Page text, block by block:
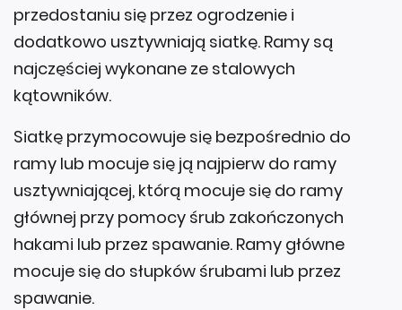
przedostaniu się przez ogrodzenie i
dodatkowo usztywniają siatkę. Ramy są
najczęściej wykonane ze stalowych
kątowników.
Siatkę przymocowuje się bezpośrednio do
ramy lub mocuje się ją najpierw do ramy
usztywniającej, którą mocuje się do ramy
głównej przy pomocy śrub zakończonych
hakami lub przez spawanie. Ramy główne
mocuje się do słupków śrubami lub przez
spawanie.